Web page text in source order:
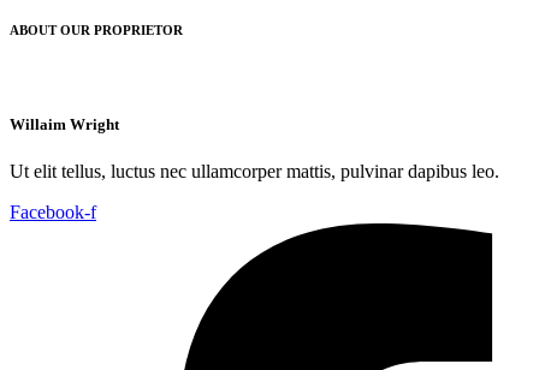
ABOUT OUR PROPRIETOR
Willaim Wright
Ut elit tellus, luctus nec ullamcorper mattis, pulvinar dapibus leo.
Facebook-f